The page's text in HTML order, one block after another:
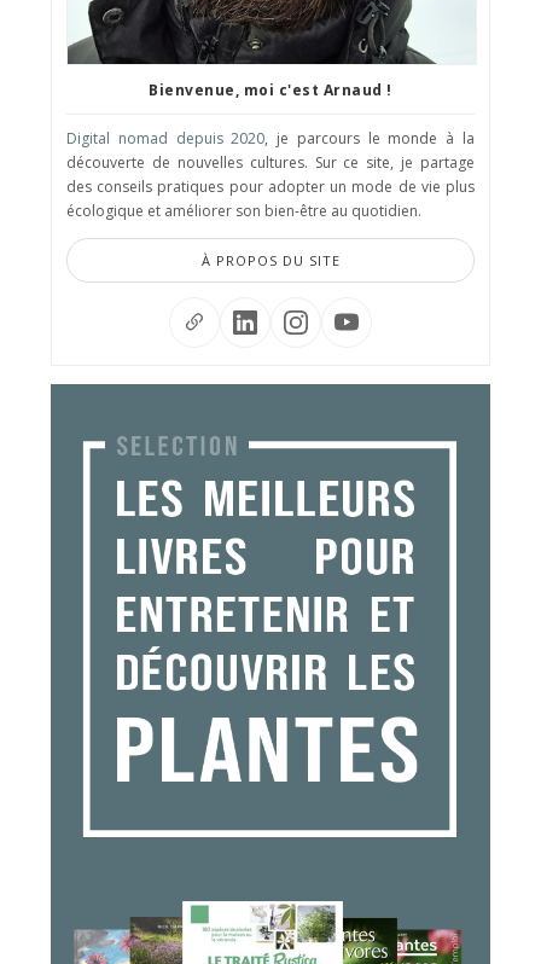
Bienvenue, moi c'est Arnaud !
Digital nomad depuis 2020, je parcours le monde à la
découverte de nouvelles cultures. Sur ce site, je partage
des conseils pratiques pour adopter un mode de vie plus
écologique et améliorer son bien-être au quotidien.
À PROPOS DU SITE